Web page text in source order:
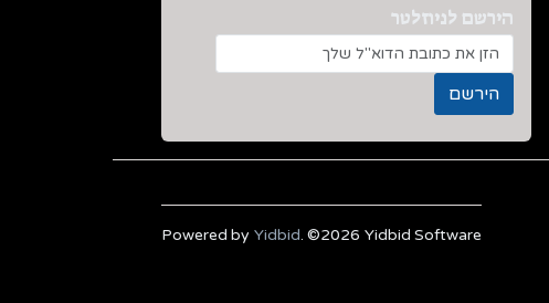
הירשם לניוזלטר
Powered byYidbid. ©2026 Yidbid Software